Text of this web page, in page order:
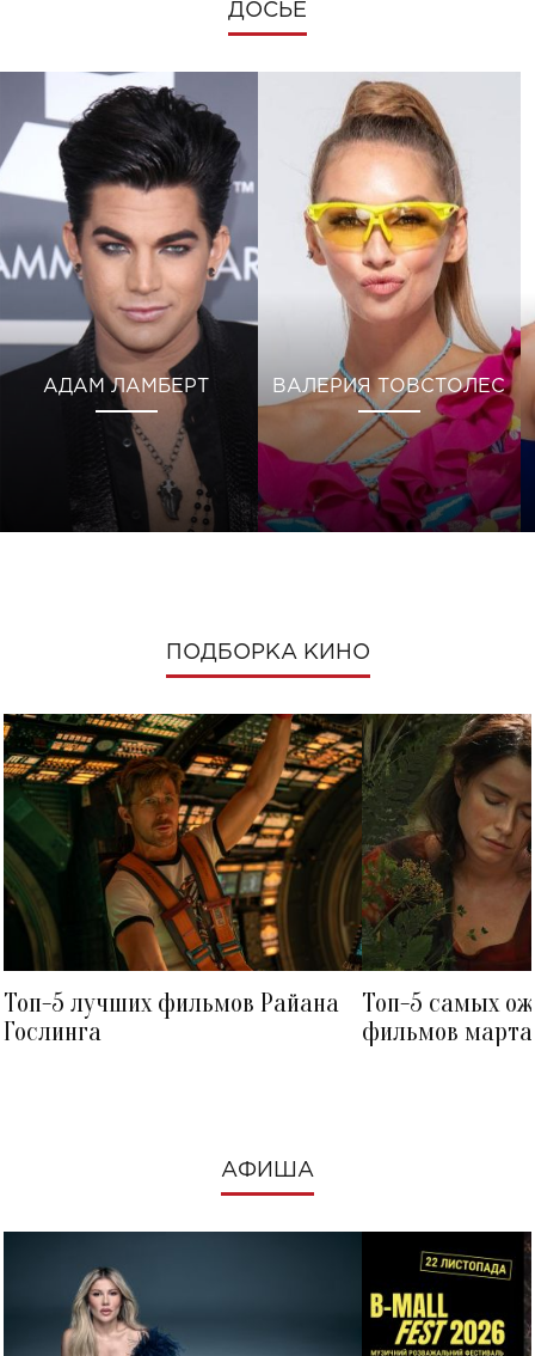
ДОСЬЕ
АДАМ ЛАМБЕРТ ВАЛЕРИЯ ТОВСТОЛЕС
ПОДБОРКА КИНО
Топ-5 лучших фильмов Райана
Гослинга
Топ-5 самых
фильмов
АФИША